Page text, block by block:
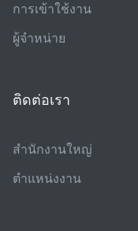
การเข้าใช้งาน
ผู้จําหน่าย
ติดต่อเรา
สํานักงานใหญ่
ตําแหน่งงาน